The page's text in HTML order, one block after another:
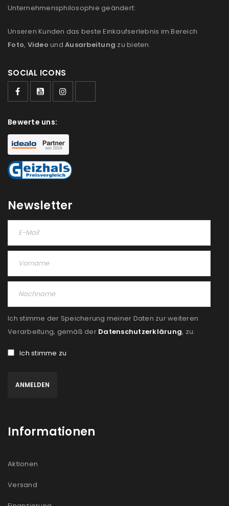
Unternehmensphilosophie geändert:
Unseren Kunden das beste Einkaufserlebnis im Bereich
Foto, Video und Ausarbeitung zu bieten.
SOCIAL ICONS
Bewerte uns:
Newsletter
Ich stimme der Speicherung meiner Daten zur weiteren
Verarbeitung, gemäß der Datenschutzerklärung, zu:
Ich stimme zu
Informationen
Aktionen
Versand